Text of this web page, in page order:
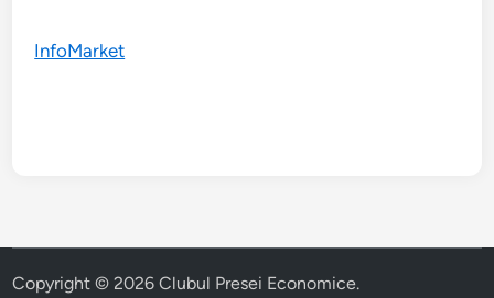
InfoMarket
Copyright © 2026Clubul Presei Economice.